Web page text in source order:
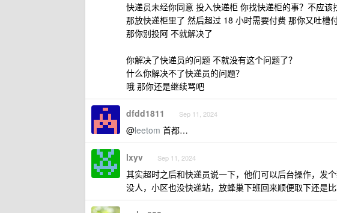
快递员未经你同意 投入快递柜 你找快递柜的事？不应该
那放快递柜里了 然后超过 18 小时需要付费 那你又吐槽
那你别投阿 不就解决了
你解决了快递员的问题 不就没有这个问题了？
什么你解决不了快递员的问题？
哦 那你还是继续骂吧
dfdd1811 Sep 11, 2024
@leetom 首都…
lxyv Sep 11, 2024
其实超时之后和快递员说一下，他们可以后台操作，发
没人，小区也没快递站，放蜂巢下班回来顺便取下还是比